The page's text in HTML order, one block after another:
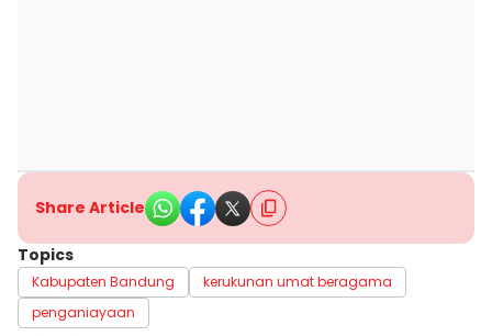
Share Article
Topics
Kabupaten Bandung
kerukunan umat beragama
penganiayaan